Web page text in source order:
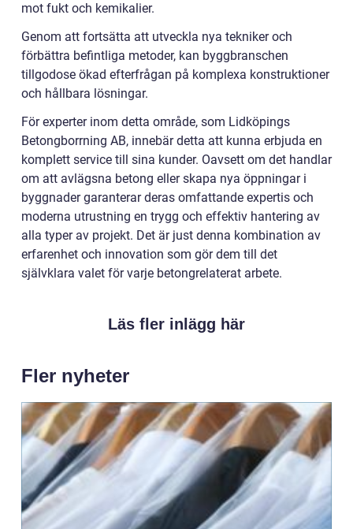
mot fukt och kemikalier.
Genom att fortsätta att utveckla nya tekniker och
förbättra befintliga metoder, kan byggbranschen
tillgodose ökad efterfrågan på komplexa konstruktioner
och hållbara lösningar.
För experter inom detta område, som Lidköpings
Betongborrning AB, innebär detta att kunna erbjuda en
komplett service till sina kunder. Oavsett om det handlar
om att avlägsna betong eller skapa nya öppningar i
byggnader garanterar deras omfattande expertis och
moderna utrustning en trygg och effektiv hantering av
alla typer av projekt. Det är just denna kombination av
erfarenhet och innovation som gör dem till det
självklara valet för varje betongrelaterat arbete.
Läs fler inlägg här
Fler nyheter